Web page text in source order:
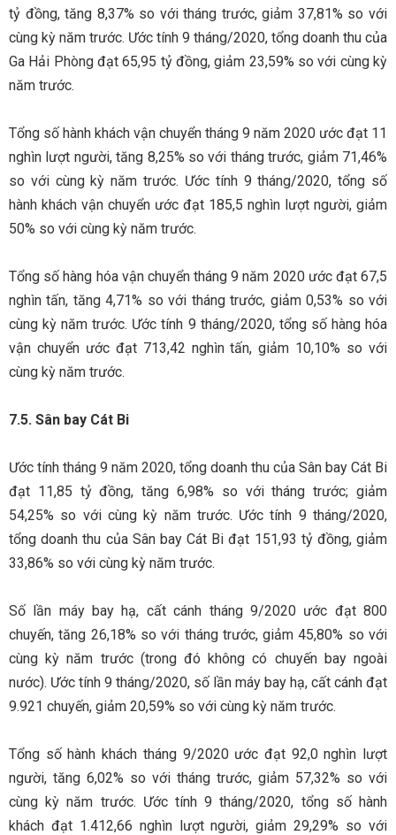
tỷ đồng, tăng 8,37% so với tháng trước, giảm 37,81% so với
cùng kỳ năm trước. Ước tính 9 tháng/2020, tổng doanh thu của
Ga Hải Phòng đạt 65,95 tỷ đồng, giảm 23,59% so với cùng kỳ
năm trước.
Tổng số hành khách vận chuyển tháng 9 năm 2020 ước đạt 11
nghìn lượt người, tăng 8,25% so với tháng trước, giảm 71,46%
so với cùng kỳ năm trước. Ước tính 9 tháng/2020, tổng số
hành khách vận chuyển ước đạt 185,5 nghìn lượt người, giảm
50% so với cùng kỳ năm trước.
Tổng số hàng hóa vận chuyển tháng 9 năm 2020 ước đạt 67,5
nghìn tấn, tăng 4,71% so với tháng trước, giảm 0,53% so với
cùng kỳ năm trước. Ước tính 9 tháng/2020, tổng số hàng hóa
vận chuyển ước đạt 713,42 nghìn tấn, giảm 10,10% so với
cùng kỳ năm trước.
7.5. Sân bay Cát Bi
Ước tính tháng 9 năm 2020, tổng doanh thu của Sân bay Cát Bi
đạt 11,85 tỷ đồng, tăng 6,98% so với tháng trước; giảm
54,25% so với cùng kỳ năm trước. Ước tính 9 tháng/2020,
tổng doanh thu của Sân bay Cát Bi đạt 151,93 tỷ đồng, giảm
33,86% so với cùng kỳ năm trước.
Số lần máy bay hạ, cất cánh tháng 9/2020 ước đạt 800
chuyến, tăng 26,18% so với tháng trước, giảm 45,80% so với
cùng kỳ năm trước (trong đó không có chuyến bay ngoài
nước). Ước tính 9 tháng/2020, số lần máy bay hạ, cất cánh đạt
9.921 chuyến, giảm 20,59% so với cùng kỳ năm trước.
Tổng số hành khách tháng 9/2020 ước đạt 92,0 nghìn lượt
người, tăng 6,02% so với tháng trước, giảm 57,32% so với
cùng kỳ năm trước. Ước tính 9 tháng/2020, tổng số hành
khách đạt 1.412,66 nghìn lượt người, giảm 29,29% so với